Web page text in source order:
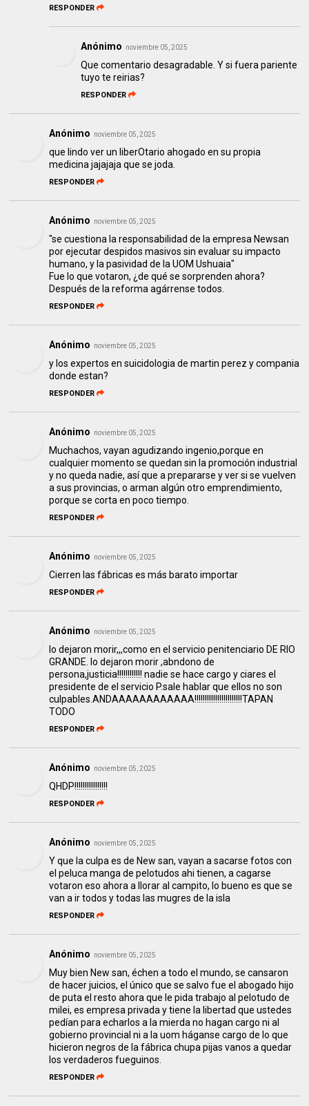
RESPONDER
Anónimo noviembre 05, 2025
Que comentario desagradable. Y si fuera pariente
tuyo te reirias?
RESPONDER
Anónimo noviembre 05, 2025
que lindo ver un liberOtario ahogado en su propia
medicina jajajaja que se joda.
RESPONDER
Anónimo noviembre 05, 2025
"se cuestiona la responsabilidad de la empresa Newsan
por ejecutar despidos masivos sin evaluar su impacto
humano, y la pasividad de la UOM Ushuaia"
Fue lo que votaron, ¿de qué se sorprenden ahora?
Después de la reforma agárrense todos.
RESPONDER
Anónimo noviembre 05, 2025
y los expertos en suicidologia de martin perez y compania
donde estan?
RESPONDER
Anónimo noviembre 05, 2025
Muchachos, vayan agudizando ingenio,porque en
cualquier momento se quedan sin la promoción industrial
y no queda nadie, así que a prepararse y ver si se vuelven
a sus provincias, o arman algún otro emprendimiento,
porque se corta en poco tiempo.
RESPONDER
Anónimo noviembre 05, 2025
Cierren las fábricas es más barato importar
RESPONDER
Anónimo noviembre 05, 2025
lo dejaron morir,,,como en el servicio penitenciario DE RIO
GRANDE. lo dejaron morir ,abndono de
persona,justicia!!!!!!!!!!!! nadie se hace cargo y ciares el
presidente de el servicio P.sale hablar que ellos no son
culpables.ANDAAAAAAAAAAAA!!!!!!!!!!!!!!!!!!!!!!!TAPAN
TODO
RESPONDER
Anónimo noviembre 05, 2025
QHDP!!!!!!!!!!!!!!!!
RESPONDER
Anónimo noviembre 05, 2025
Y que la culpa es de New san, vayan a sacarse fotos con
el peluca manga de pelotudos ahi tienen, a cagarse
votaron eso ahora a llorar al campito, lo bueno es que se
van a ir todos y todas las mugres de la isla
RESPONDER
Anónimo noviembre 05, 2025
Muy bien New san, échen a todo el mundo, se cansaron
de hacer juicios, el único que se salvo fue el abogado hijo
de puta el resto ahora que le pida trabajo al pelotudo de
milei, es empresa privada y tiene la libertad que ustedes
pedían para echarlos a la mierda no hagan cargo ni al
gobierno provincial ni a la uom háganse cargo de lo que
hicieron negros de la fábrica chupa pijas vanos a quedar
los verdaderos fueguinos.
RESPONDER